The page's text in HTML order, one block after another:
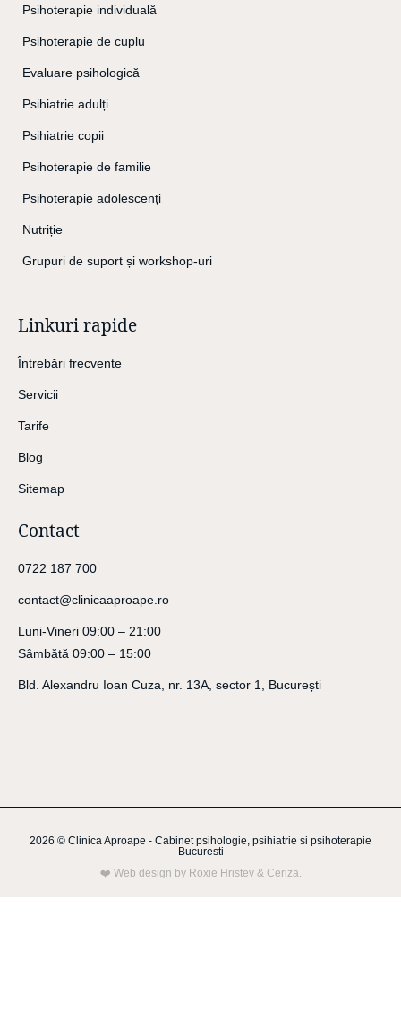
Psihoterapie individuală
Psihoterapie de cuplu
Evaluare psihologică
Psihiatrie adulți
Psihiatrie copii
Psihoterapie de familie
Psihoterapie adolescenți
Nutriție
Grupuri de suport și workshop-uri
Linkuri rapide
Întrebări frecvente
Servicii
Tarife
Blog
Sitemap
Contact
0722 187 700
contact@clinicaaproape.ro
Luni-Vineri 09:00 – 21:00
Sâmbătă 09:00 – 15:00
Bld. Alexandru Ioan Cuza, nr. 13A, sector 1, București
2026 © Clinica Aproape - Cabinet psihologie, psihiatrie si psihoterapie
Bucuresti
❤️ Web design by Roxie Hristev& Ceriza.